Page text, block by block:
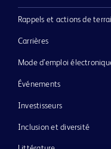
Rappels et actions de
Carrières
Mode d’emploi
Événements
Investisseurs
Inclusion et diversité